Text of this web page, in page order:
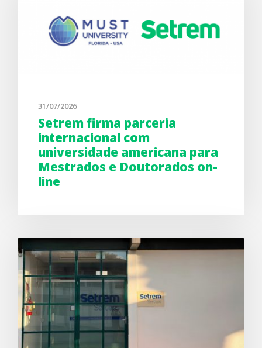
31/07/2026
Setrem firma parceria
internacional com
universidade americana para
Mestrados e Doutorados on-
line